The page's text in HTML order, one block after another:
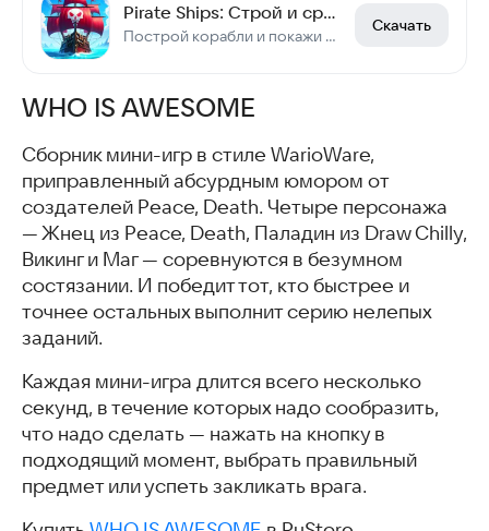
Pirate Ships: Строй и сражайся
Построй корабли и покажи мастерство стратегии PvP. Твои пираты ждут морской бой!
Скачать
WHO IS AWESOME
Сборник мини-игр в стиле WarioWare,
приправленный абсурдным юмором от
создателей Peace, Death. Четыре персонажа
— Жнец из Peace, Death, Паладин из Draw Chilly,
Викинг и Маг — соревнуются в безумном
состязании. И победит тот, кто быстрее и
точнее остальных выполнит серию нелепых
заданий.
Каждая мини-игра длится всего несколько
секунд, в течение которых надо сообразить,
что надо сделать — нажать на кнопку в
подходящий момент, выбрать правильный
предмет или успеть закликать врага.